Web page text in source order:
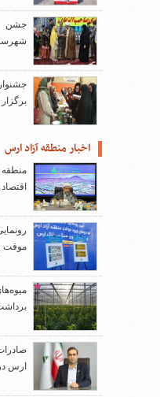
جشن
اخبار منطقه آزاد ارس
موقت
ارس در